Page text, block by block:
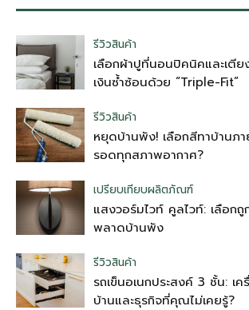
รีวิวสินค้า
เลือกผ้าปูที่นอนปิคนิคและเตีย
เงินซ้ำซ้อนด้วย “Triple-Fit”
รีวิวสินค้า
หยุดบ้านพัง! เลือกสีทาบ้านภา
รอดทุกสภาพอากาศ?
เปรียบเทียบผลิตภัณฑ์
แสงวอร์มไวท์ คูลไวท์: เลือก
พลาดบ้านพัง
รีวิวสินค้า
รถเข็นอเนกประสงค์ 3 ชั้น: เ
บ้านและธุรกิจที่คุณไม่เคยรู้?